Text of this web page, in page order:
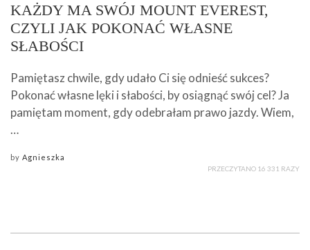
KAŻDY MA SWÓJ MOUNT EVEREST,
CZYLI JAK POKONAĆ WŁASNE
SŁABOŚCI
Pamiętasz chwile, gdy udało Ci się odnieść sukces?
Pokonać własne lęki i słabości, by osiągnąć swój cel? Ja
pamiętam moment, gdy odebrałam prawo jazdy. Wiem,
…
by Agnieszka
PRZECZYTANO 16 331 RAZY